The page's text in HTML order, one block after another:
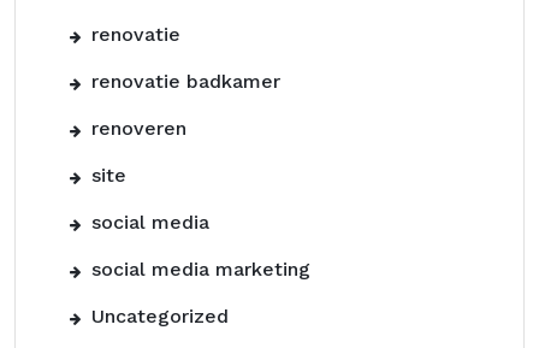
renovatie
renovatie badkamer
renoveren
site
social media
social media marketing
Uncategorized